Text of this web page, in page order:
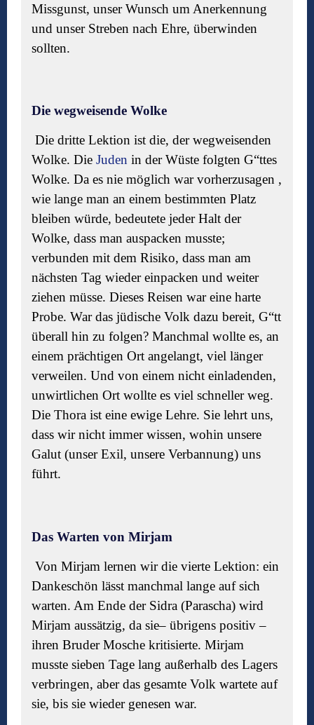
Missgunst, unser Wunsch um Anerkennung
und unser Streben nach Ehre, überwinden
sollten.
Die wegweisende Wolke
Die dritte Lektion ist die, der wegweisenden
Wolke. Die Juden in der Wüste folgten G“ttes
Wolke. Da es nie möglich war vorherzusagen ,
wie lange man an einem bestimmten Platz
bleiben würde, bedeutete jeder Halt der
Wolke, dass man auspacken musste;
verbunden mit dem Risiko, dass man am
nächsten Tag wieder einpacken und weiter
ziehen müsse. Dieses Reisen war eine harte
Probe. War das jüdische Volk dazu bereit, G“tt
überall hin zu folgen? Manchmal wollte es, an
einem prächtigen Ort angelangt, viel länger
verweilen. Und von einem nicht einladenden,
unwirtlichen Ort wollte es viel schneller weg.
Die Thora ist eine ewige Lehre. Sie lehrt uns,
dass wir nicht immer wissen, wohin unsere
Galut (unser Exil, unsere Verbannung) uns
führt.
Das Warten von Mirjam
Von Mirjam lernen wir die vierte Lektion: ein
Dankeschön lässt manchmal lange auf sich
warten. Am Ende der Sidra (Parascha) wird
Mirjam aussätzig, da sie– übrigens positiv –
ihren Bruder Mosche kritisierte. Mirjam
musste sieben Tage lang außerhalb des Lagers
verbringen, aber das gesamte Volk wartete auf
sie, bis sie wieder genesen war.